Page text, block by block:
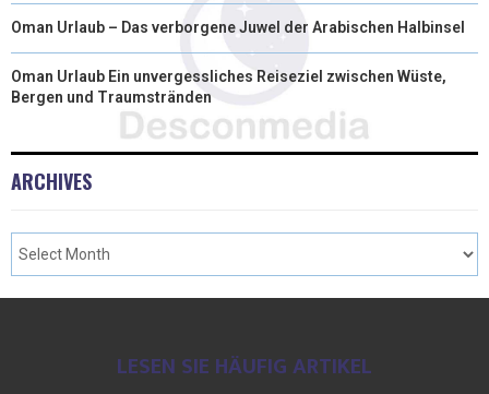
Oman Urlaub – Das verborgene Juwel der Arabischen Halbinsel
Oman Urlaub Ein unvergessliches Reiseziel zwischen Wüste,
Bergen und Traumstränden
ARCHIVES
LESEN SIE HÄUFIG ARTIKEL